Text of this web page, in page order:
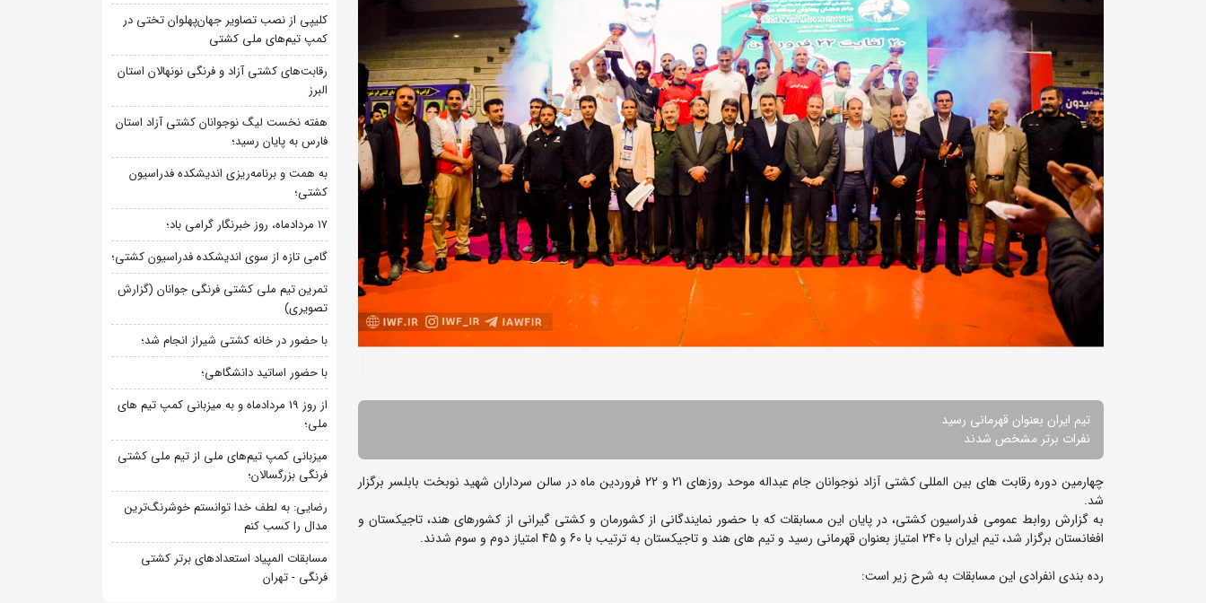
تیم ایران بعنوان قهرمانی رسید
نفرات برتر مشخص شدند
چهارمین دوره رقابت های بین المللی کشتی آزاد نوجوانان جام عبداله موحد روزهای 21 و 22 فروردین ماه در سالن سرداران شهید نوبخت بابلسر برگزار
شد.
به گزارش روابط عمومی فدراسیون کشتی، در پایان این مسابقات که با حضور نمایندگانی از کشورمان و کشتی گیرانی از کشورهای هند، تاجیکستان و
افغانستان برگزار شد، تیم ایران با 240 امتیاز بعنوان قهرمانی رسید و تیم های هند و تاجیکستان به ترتیب با 60 و 45 امتیاز دوم و سوم شدند.
رده بندی انفرادی این مسابقات به شرح زیر است:
کلیپی از نصب تصاویر جهان‌پهلوان تختی در
کمپ تیم‌های ملی کشتی
رقابت‌های کشتی آزاد و فرنگی نونهالان استان
البرز
هفته نخست لیگ نوجوانان کشتی آزاد استان
فارس به پایان رسید؛
به همت و برنامه‌ریزی اندیشکده فدراسیون
کشتی؛
۱۷ مردادماه، روز خبرنگار گرامی باد؛
گامی تازه از سوی اندیشکده فدراسیون کشتی؛
تمرین تیم ملی کشتی فرنگی جوانان (گزارش
تصویری)
با حضور در خانه کشتی شیراز انجام شد؛
با حضور اساتید دانشگاهی؛
از روز 19 مردادماه و به میزبانی کمپ تیم های
ملی؛
میزبانی کمپ تیم‌های ملی از تیم ملی کشتی
فرنگی بزرگسالان؛
رضایی: به لطف خدا توانستم خوشرنگ‌ترین
مدال را کسب کنم
مسابقات المپیاد استعدادهای برتر کشتی
فرنگی - تهران